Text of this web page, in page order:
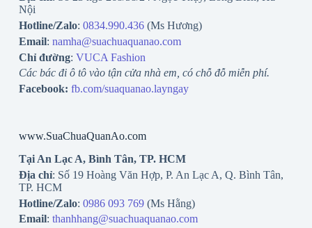
Nội
Hotline/Zalo: 0834.990.436(Ms Hương)
Email: namha@suachuaquanao.com
Chỉ đường: VUCA Fashion
Các bác đi ô tô vào tận cửa nhà em, có chỗ đỗ miễn phí.
Facebook: fb.com/suaquanao.layngay
www.SuaChuaQuanAo.com
Tại An Lạc A, Bình Tân, TP. HCM
Địa chỉ: Số 19 Hoàng Văn Hợp, P. An Lạc A, Q. Bình Tân,
TP. HCM
Hotline/Zalo: 0986 093 769(Ms Hằng)
Email: thanhhang@suachuaquanao.com